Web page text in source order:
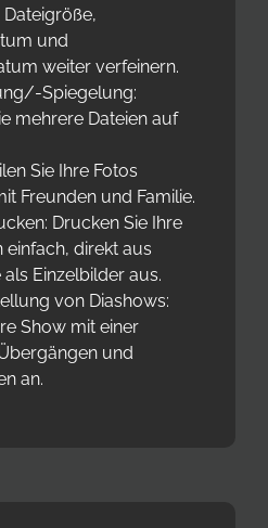
und
weiter verfeinern.
Spiegelung:
mehrere Dateien auf
Sie Ihre Fotos
Freunden und Familie.
Drucken Sie Ihre
einfach, direkt aus
als Einzelbilder aus.
von Diashows:
Show mit einer
und
an.